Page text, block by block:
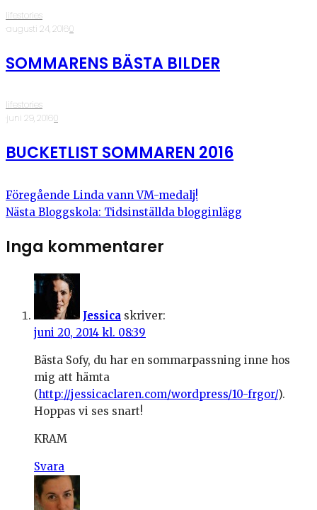
lifestories
·augusti 24, 2016·0
SOMMARENS BÄSTA BILDER
lifestories
·juni 29, 2016·0
BUCKETLIST SOMMAREN 2016
Föregående Linda vann VM-medalj!
Nästa Bloggskola: Tidsinställda blogginlägg
Inga kommentarer
Jessica skriver:
juni 20, 2014 kl. 08:39
Bästa Sofy, du har en sommarpassning inne hos
mig att hämta
(http://jessicaclaren.com/wordpress/10-frgor/).
Hoppas vi ses snart!
KRAM
Svara